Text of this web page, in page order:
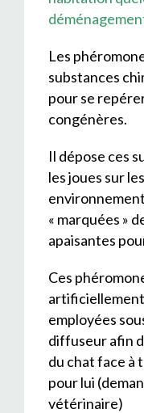
Les
substances
pour se
congénères.
Il dépose ces
les joues sur
« marquées »
apaisantes
Ces
employées
diffuseur afin
du chat face à
pour lui
vétérinaire)